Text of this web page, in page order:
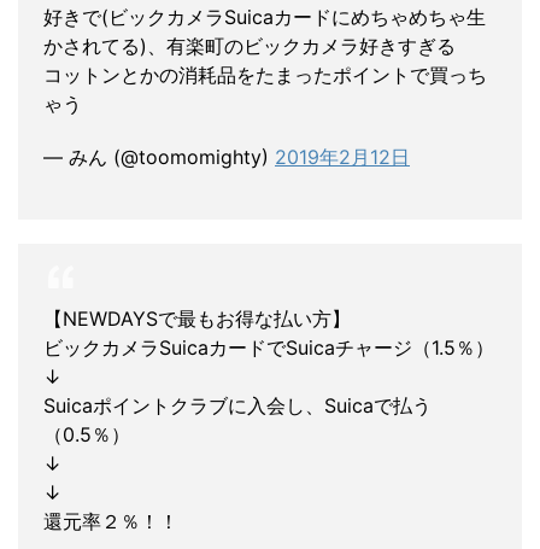
好きで(ビックカメラSuicaカードにめちゃめちゃ生
かされてる)、有楽町のビックカメラ好きすぎる
コットンとかの消耗品をたまったポイントで買っち
ゃう
— みん (@toomomighty) 2019年2月12日
【NEWDAYSで最もお得な払い方】
ビックカメラSuicaカードでSuicaチャージ（1.5％）
↓
Suicaポイントクラブに入会し、Suicaで払う
（0.5％）
↓
↓
還元率２％！！